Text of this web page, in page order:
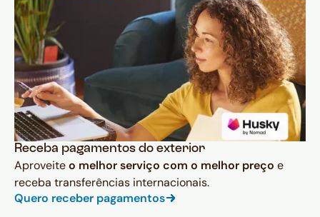
Receba pagamentos do exterior
Aproveiteo melhor serviço com o melhor preço e
receba transferências internacionais.
Quero receber pagamentos